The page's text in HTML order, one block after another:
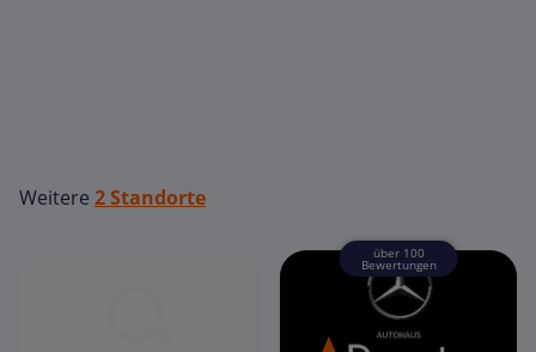
Weitere 2 Standorte
über 100
Bewertungen